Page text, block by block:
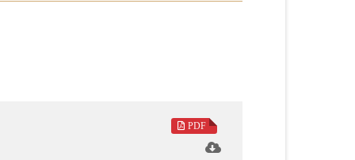
步的發揚光大孝道思想。陳堅教授〈人
本土化的形成，闡述人間佛教對當代的
PDF